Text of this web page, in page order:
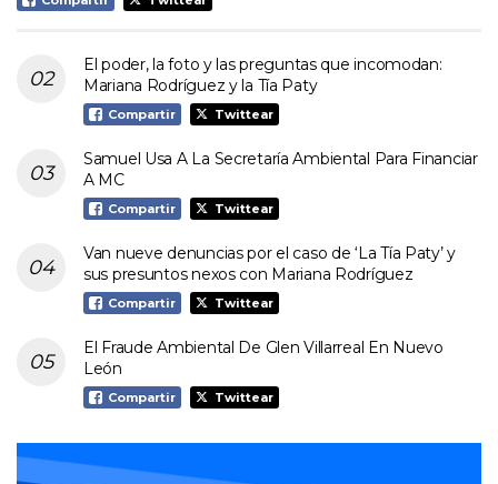
El poder, la foto y las preguntas que incomodan:
Mariana Rodríguez y la Tía Paty
Compartir Twittear
Samuel Usa A La Secretaría Ambiental Para Financiar
A MC
Compartir Twittear
Van nueve denuncias por el caso de ‘La Tía Paty’ y
sus presuntos nexos con Mariana Rodríguez
Compartir Twittear
El Fraude Ambiental De Glen Villarreal En Nuevo
León
Compartir Twittear